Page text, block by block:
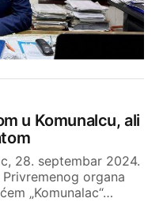
u Komunalcu, ali
28. septembar 2024.
organa
„Komunalac“…